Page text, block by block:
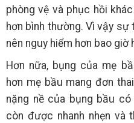
phòng vệ và phục hồi
hơn bình thường. Vì vậy
nên nguy hiểm hơn bao giờ
Hơn nữa, bụng của mẹ
hơn mẹ bầu mang đơn
nặng nề của bụng bầu
còn được nhanh nhẹn và